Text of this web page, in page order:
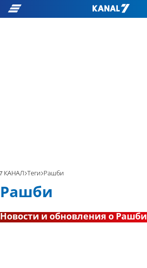
7 КАНАЛ Теги Рашби
Рашби
Новости и обновления о Рашби